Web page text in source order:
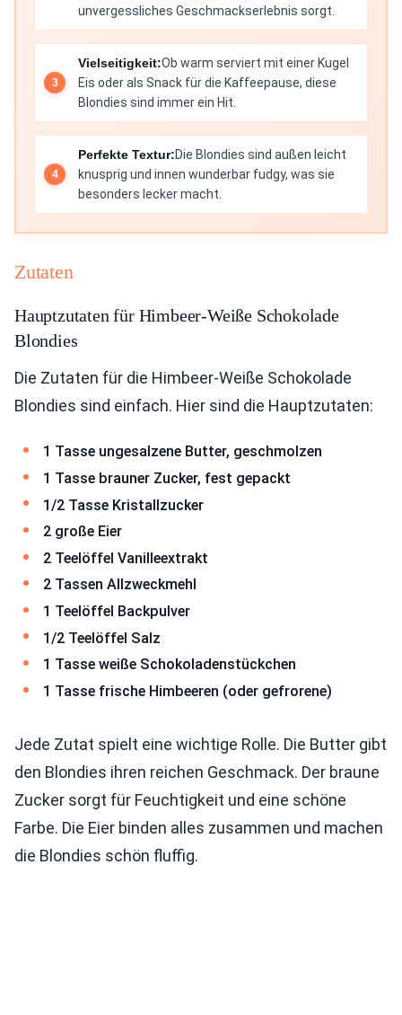
unvergessliches Geschmackserlebnis sorgt.
Vielseitigkeit:Ob warm serviert mit einer Kugel
Eis oder als Snack für die Kaffeepause, diese
Blondies sind immer ein Hit.
Perfekte Textur:Die Blondies sind außen leicht
knusprig und innen wunderbar fudgy, was sie
besonders lecker macht.
Zutaten
Hauptzutaten für Himbeer-Weiße Schokolade
Blondies
Die Zutaten für die Himbeer-Weiße Schokolade
Blondies sind einfach. Hier sind die Hauptzutaten:
1 Tasse ungesalzene Butter, geschmolzen
1 Tasse brauner Zucker, fest gepackt
1/2 Tasse Kristallzucker
2 große Eier
2 Teelöffel Vanilleextrakt
2 Tassen Allzweckmehl
1 Teelöffel Backpulver
1/2 Teelöffel Salz
1 Tasse weiße Schokoladenstückchen
1 Tasse frische Himbeeren (oder gefrorene)
Jede Zutat spielt eine wichtige Rolle. Die Butter gibt
den Blondies ihren reichen Geschmack. Der braune
Zucker sorgt für Feuchtigkeit und eine schöne
Farbe. Die Eier binden alles zusammen und machen
die Blondies schön fluffig.